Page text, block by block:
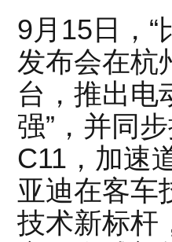
9月15日，“
发布会在杭
台，推出电
强”，并同
C11，加速
亚迪在客车
技术新标杆